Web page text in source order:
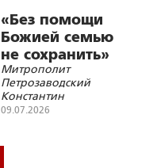
«Без помощи
Божией семью
не сохранить»
Митрополит
Петрозаводский
Константин
возглавил
09.07.2026